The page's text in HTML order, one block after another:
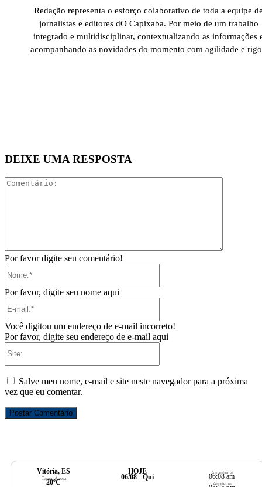
Redação representa o esforço colaborativo de toda a equipe
jornalistas e editores dO Capixaba. Por meio de um trabalho
integrado e multidisciplinar, contextualizando as informações
acompanhando as novidades do momento com agilidade e
DEIXE UMA RESPOSTA
Por favor digite seu comentário!
Por favor, digite seu nome aqui
Você digitou um endereço de e-mail incorreto!
Por favor, digite seu endereço de e-mail aqui
Salve meu nome, e-mail e site neste navegador para a próxima
vez que eu comentar.
Vitória, ES
Temp. Agora
20ºC
HOJE
06/08 - Qui
Amanhecer
06:08 am
Anoitecer